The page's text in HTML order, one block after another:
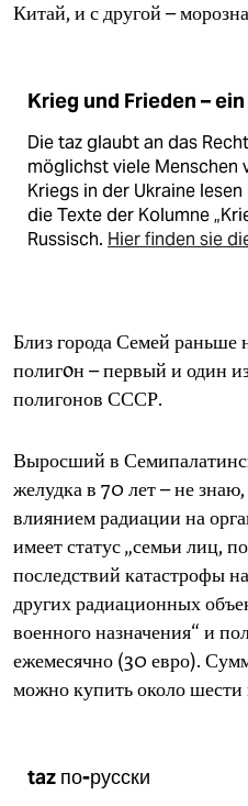
Китай, и с другой –
Krieg und Frieden –
Die taz glaubt an das
möglichst viele Menschen
Kriegs in der Ukraine
die Texte der Kolumne
Russisch. Hier finden sie
Близ города Семей раньше
полигoн – первый и один
полигонов СССР.
Выросший в
желудка в 70 лет – не
влиянием радиации на
имеет статус „семьи лиц,
последствий катастрофы
других радиационных
военного назначения“ и
ежемесячно (30 евро).
можно купить около
taz по-русски